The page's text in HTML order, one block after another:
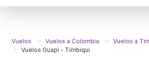
Vuelos Vuelos a Colombia
Vuelos a
Vuelos Guapí - Timbiqui